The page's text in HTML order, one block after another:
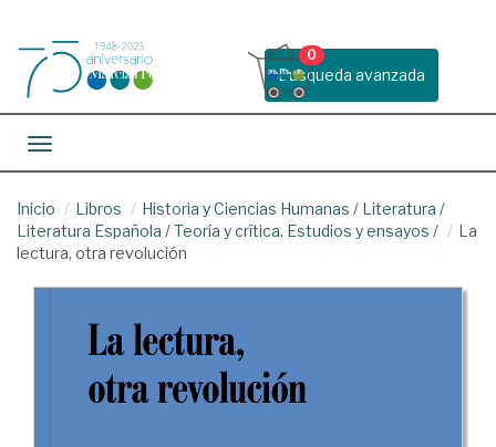
Busqueda avanzada
0
Toggle navigation
Inicio Libros Historia y Ciencias Humanas / Literatura /
Literatura Española /Teoría y crítica. Estudios y ensayos /
La
lectura, otra revolución